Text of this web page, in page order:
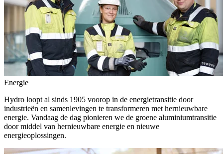
Energie
Hydro loopt al sinds 1905 voorop in de energietransitie door
industrieën en samenlevingen te transformeren met hernieuwbare
energie. Vandaag de dag pionieren we de groene aluminiumtransitie
door middel van hernieuwbare energie en nieuwe
energieoplossingen.